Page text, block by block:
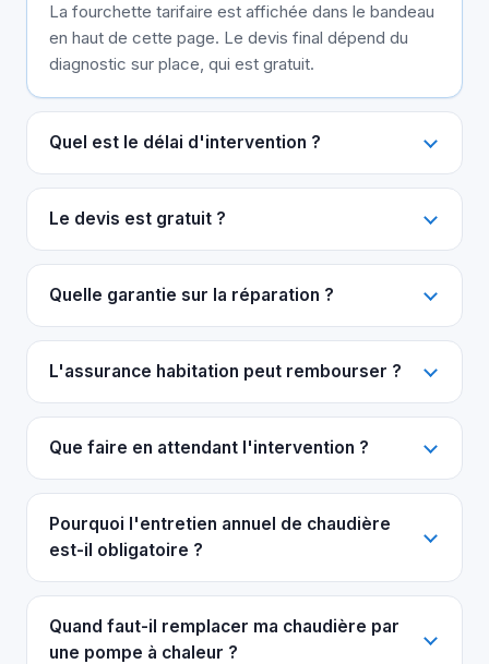
La fourchette tarifaire est affichée dans le bandeau
en haut de cette page. Le devis final dépend du
diagnostic sur place, qui est gratuit.
Quel est le délai d'intervention ?
Le devis est gratuit ?
Quelle garantie sur la réparation ?
L'assurance habitation peut rembourser ?
Que faire en attendant l'intervention ?
Pourquoi l'entretien annuel de chaudière
est-il obligatoire ?
Quand faut-il remplacer ma chaudière par
une pompe à chaleur ?